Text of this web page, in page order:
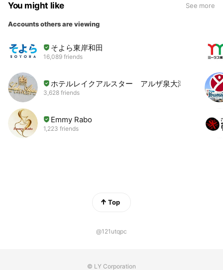
You might like See more
Accounts others are viewing
そよら東岸和田
16,089 friends
ホテルレイクアルスター アルザ泉大津
3,628 friends
Emmy Rabo
1,223 friends
Top
@121utqpc
© LY Corporation